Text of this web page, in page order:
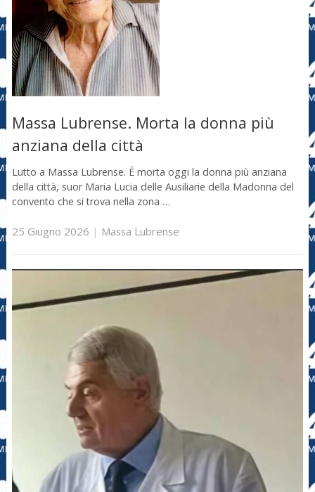
Massa Lubrense. Morta la donna più
anziana della città
Lutto a Massa Lubrense. È morta oggi la donna più anziana
della città, suor Maria Lucia delle Ausiliarie della Madonna del
convento che si trova nella zona …
25 Giugno 2026 | Massa Lubrense